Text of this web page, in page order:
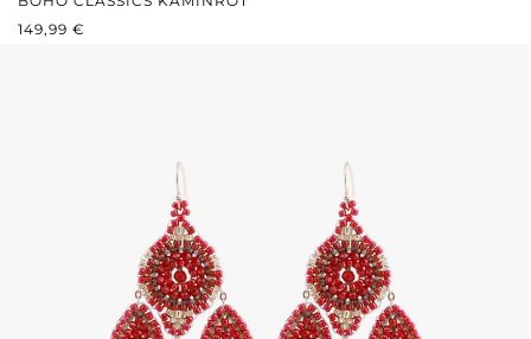
REGULÄRER PREIS:
149,99 €